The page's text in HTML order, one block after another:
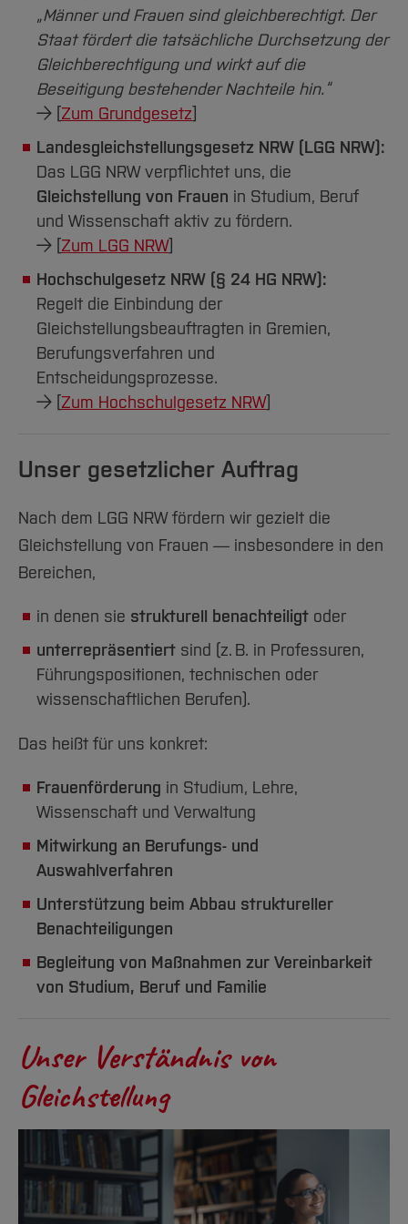
Arbeiten im FB G
Forschung und Projekte
International
Team
Service
Studiengänge
Studieninteressierte
Aktuelles
Studium
Fachgruppen
Forschung und Entwicklung
International
Team
Service
Amtliche Bekanntmachungen
Notfall-Infos
BO Shop
Familiengerechte Hochschule
Gleichstellung
Diskriminierungsfreie Hochschule
Vertretungen
Wahlen
Hochschulbibliothek
Hochschulkommunikation
International Office
Medienzentrum
qed-Stiftung
Zentrale Studienberatung
„Männer und Frauen sind gleichberechtigt. Der
Staat fördert die tatsächliche Durchsetzung der
Gleichberechtigung und wirkt auf die
Beseitigung bestehender Nachteile hin.“
→ [Zum Grundgesetz]
Landesgleichstellungsgesetz NRW (LGG NRW):
Das LGG NRW verpflichtet uns, die
Gleichstellung von Frauen in Studium, Beruf
und Wissenschaft aktiv zu fördern.
→ [Zum LGG NRW]
Hochschulgesetz NRW (§ 24 HG NRW):
Regelt die Einbindung der
Gleichstellungsbeauftragten in Gremien,
Berufungsverfahren und
Entscheidungsprozesse.
→ [Zum Hochschulgesetz NRW]
Unser gesetzlicher Auftrag
Nach dem LGG NRW fördern wir gezielt die
Gleichstellung von Frauen — insbesondere in den
Bereichen,
in denen sie strukturell benachteiligt oder
unterrepräsentiert sind (z. B. in Professuren,
Führungspositionen, technischen oder
wissenschaftlichen Berufen).
Das heißt für uns konkret:
Frauenförderung in Studium, Lehre,
Wissenschaft und Verwaltung
Mitwirkung an Berufungs- und
Auswahlverfahren
Unterstützung beim Abbau struktureller
Benachteiligungen
Begleitung von Maßnahmen zur Vereinbarkeit
von Studium, Beruf und Familie
Unser Verständnis von
Gleichstellung